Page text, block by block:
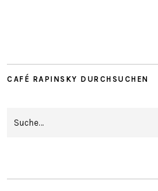
CAFÉ RAPINSKY DURCHSUCHEN